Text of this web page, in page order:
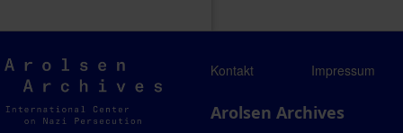
Arolsen
Archives
Kontakt Impressum
Arolsen Archives